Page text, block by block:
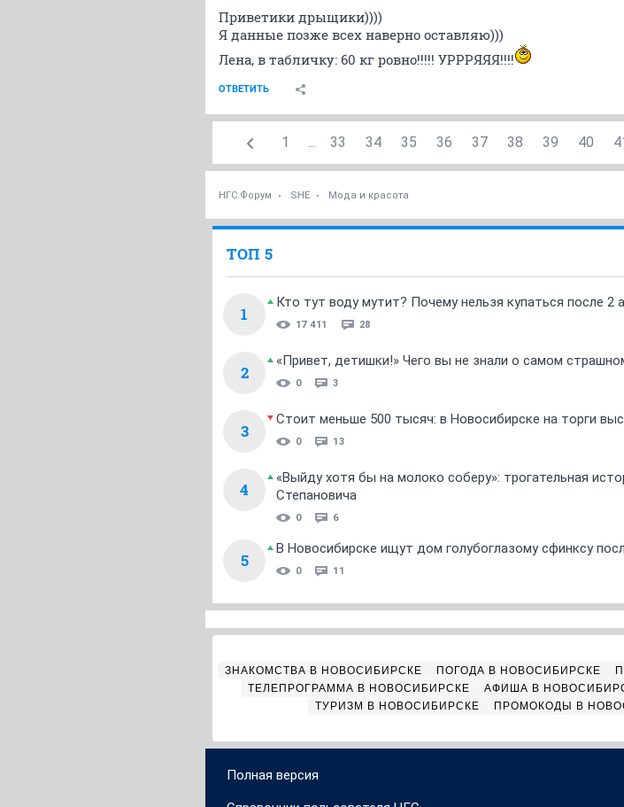
Приветики дрыщики))))
Я данные позже всех наверно оставляю)))
Лена, в табличку: 60 кг ровно!!!!! УРРРЯЯЯ!!!!
ОТВЕТИТЬ
1 ... 33 34 35 36 37 38 39 40
НГС.Форум SHE Мода и красота
ТОП 5
1
Кто тут воду мутит? Почему нельзя купаться после 2
17 411 28
2
«Привет, детишки!» Чего вы не знали о самом
0 3
3
Стоит меньше 500 тысяч: в Новосибирске на торги
0 13
4
«Выйду хотя бы на молоко соберу»: трогательная
Степановича
0 6
5
В Новосибирске ищут дом голубоглазому сфинксу
0 11
ЗНАКОМСТВА В НОВОСИБИРСКЕ ПОГОДА В НОВОСИБИРСКЕ
ТЕЛЕПРОГРАММА В НОВОСИБИРСКЕ
АФИША В
ТУРИЗМ В НОВОСИБИРСКЕ
ПРОМОКОДЫ В
Полная версия